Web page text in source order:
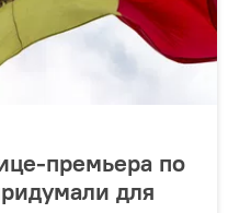
премьера по
для